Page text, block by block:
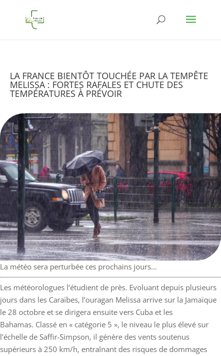
LA FRANCE BIENTÔT TOUCHÉE PAR LA TEMPÊTE
MELISSA : FORTES RAFALES ET CHUTE DES
TEMPÉRATURES À PRÉVOIR
La météo sera perturbée ces prochains jours…
Les météorologues l’étudient de près. Evoluant depuis plusieurs
jours dans les Caraïbes, l’ouragan Melissa arrive sur la Jamaïque
le 28 octobre et se dirigera ensuite vers Cuba et les
Bahamas. Classé en « catégorie 5 », le niveau le plus élevé sur
l’échelle de Saffir-Simpson, il génère des vents soutenus
supérieurs à 250 km/h, entraînant des risques de dommages